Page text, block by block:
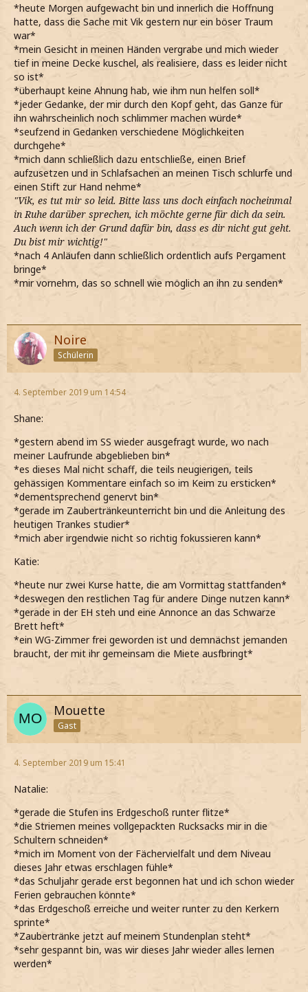
*heute Morgen aufgewacht bin und innerlich die Hoffnung
hatte, dass die Sache mit Vik gestern nur ein böser Traum
war*
*mein Gesicht in meinen Händen vergrabe und mich wieder
tief in meine Decke kuschel, als realisiere, dass es leider nicht
so ist*
*überhaupt keine Ahnung hab, wie ihm nun helfen soll*
*jeder Gedanke, der mir durch den Kopf geht, das Ganze für
ihn wahrscheinlich noch schlimmer machen würde*
*seufzend in Gedanken verschiedene Möglichkeiten
durchgehe*
*mich dann schließlich dazu entschließe, einen Brief
aufzusetzen und in Schlafsachen an meinen Tisch schlurfe und
einen Stift zur Hand nehme*
"Vik, es tut mir so leid. Bitte lass uns doch einfach nocheinmal
in Ruhe darüber sprechen, ich möchte gerne für dich da sein.
Auch wenn ich der Grund dafür bin, dass es dir nicht gut geht.
Du bist mir wichtig!"
*nach 4 Anläufen dann schließlich ordentlich aufs Pergament
bringe*
*mir vornehm, das so schnell wie möglich an ihn zu senden*
Noire
Schülerin
4. September 2019 um 14:54
Shane:
*gestern abend im SS wieder ausgefragt wurde, wo nach
meiner Laufrunde abgeblieben bin*
*es dieses Mal nicht schaff, die teils neugierigen, teils
gehässigen Kommentare einfach so im Keim zu ersticken*
*dementsprechend genervt bin*
*gerade im Zaubertränkeunterricht bin und die Anleitung des
heutigen Trankes studier*
*mich aber irgendwie nicht so richtig fokussieren kann*
Katie:
*heute nur zwei Kurse hatte, die am Vormittag stattfanden*
*deswegen den restlichen Tag für andere Dinge nutzen kann*
*gerade in der EH steh und eine Annonce an das Schwarze
Brett heft*
*ein WG-Zimmer frei geworden ist und demnächst jemanden
braucht, der mit ihr gemeinsam die Miete ausfbringt*
Mouette
Gast
4. September 2019 um 15:41
Natalie:
*gerade die Stufen ins Erdgeschoß runter flitze*
*die Striemen meines vollgepackten Rucksacks mir in die
Schultern schneiden*
*mich im Moment von der Fächervielfalt und dem Niveau
dieses Jahr etwas erschlagen fühle*
*das Schuljahr gerade erst begonnen hat und ich schon wieder
Ferien gebrauchen könnte*
*das Erdgeschoß erreiche und weiter runter zu den Kerkern
sprinte*
*Zaubertränke jetzt auf meinem Stundenplan steht*
*sehr gespannt bin, was wir dieses Jahr wieder alles lernen
werden*